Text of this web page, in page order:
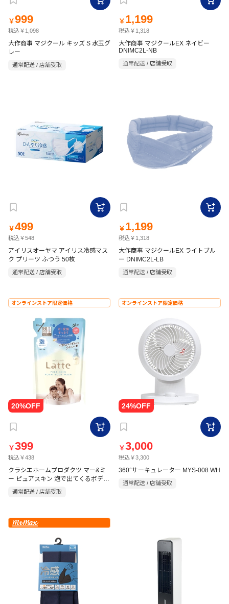
￥999
税込￥1,098
大作商事 マジクール キッズ S 水玉グ
レー
通常配送 / 店舗受取
￥ 1,199
税込￥1,318
大作商事 マジクールEX ネイビー
DNIMC2L-NB
通常配送 / 店舗受取
￥499
税込￥548
アイリスオーヤマ アイリス冷感マス
ク プリーツ ふつう 50枚
通常配送 / 店舗受取
￥ 1,199
税込￥1,318
大作商事 マジクールEX ライトブル
ー DNIMC2L-LB
通常配送 / 店舗受取
オンラインストア限定価格
￥399
税込￥438
クラシエホームプロダクツ マー&ミ
ー ピュアスキン 泡で出てくるボディ
ソープ 詰替用
通常配送 / 店舗受取
オンラインストア限定価格
￥3,000
税込￥3,300
360°サーキュレーター MYS-008 WH
通常配送 / 店舗受取